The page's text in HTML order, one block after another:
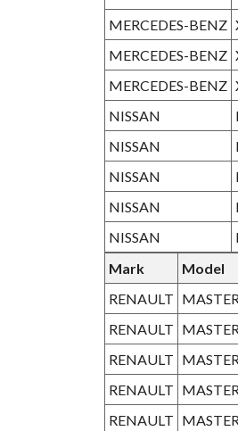
MERCEDES-BENZ
MERCEDES-BENZ
MERCEDES-BENZ
NISSAN
NISSAN
NISSAN
NISSAN
NISSAN
Mark
Model
RENAULT
RENAULT
RENAULT
RENAULT
RENAULT